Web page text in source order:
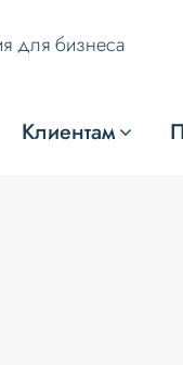
для бизнеса
Клиентам